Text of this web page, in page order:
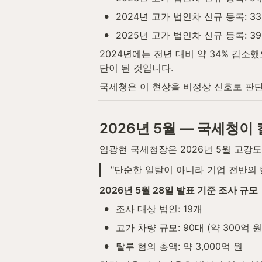
• 2024년 고가 법인차 신규 등록:
•
2025년 고가 법인차 신규 등록:
2024년에는 전년 대비 약 34% 감소
단이 된 것입니다.
국세청은 이 현상을 비정상 신호로 판
2026년 5월 — 국세청이
임광현 국세청장은 2026년 5월 고강
"단순한 일탈이 아니라 기업 전반의
2026년 5월 28일 발표 기준 조사 규모
• 조사 대상 법인: 19개
• 고가 차량 규모: 90대 (약 300억
•
탈루 혐의 총액: 약 3,000억 원